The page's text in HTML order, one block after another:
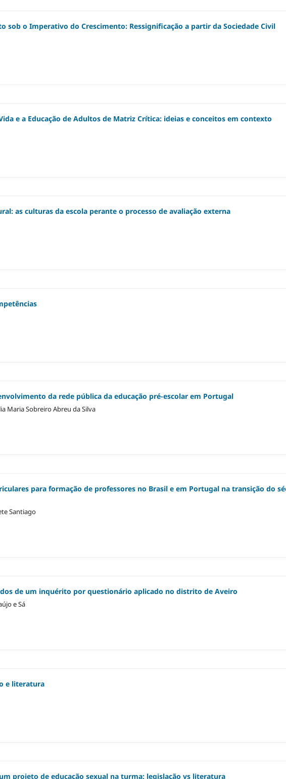
sob o Imperativo do Crescimento: Ressignificação a partir da Sociedade Civil
e a Educação de Adultos de Matriz Crítica: ideias e conceitos em contexto
as culturas da escola perante o processo de avaliação externa
da rede pública da educação pré-escolar em Portugal
Maria Sobreiro Abreu da Silva
para formação de professores no Brasil e em Portugal na transição do
Santiago
de um inquérito por questionário aplicado no distrito de Aveiro
e Sá
e literatura
projeto de educação sexual na turma: legislação vs literatura